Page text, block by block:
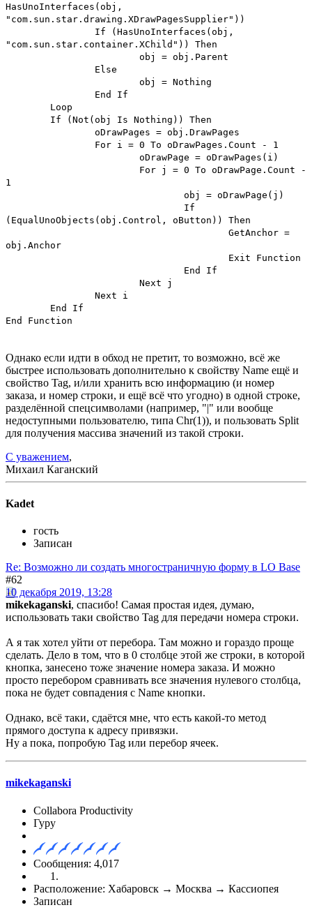
HasUnoInterfaces(obj,
"com.sun.star.drawing.XDrawPagesSupplier"))
If (HasUnoInterfaces(obj,
"com.sun.star.container.XChild")) Then
obj = obj.Parent
Else
obj = Nothing
End If
Loop
If (Not(obj Is Nothing)) Then
oDrawPages = obj.DrawPages
For i = 0 To oDrawPages.Count - 1
oDrawPage = oDrawPages(i)
For j = 0 To oDrawPage.Count -
1
obj = oDrawPage(j)
If
(EqualUnoObjects(obj.Control, oButton)) Then
GetAnchor =
obj.Anchor
Exit Function
End If
Next j
Next i
End If
End Function
Однако если идти в обход не претит, то возможно, всё же
быстрее использовать дополнительно к свойству Name ещё и
свойство Tag, и/или хранить всю информацию (и номер
заказа, и номер строки, и ещё всё что угодно) в одной строке,
разделённой спецсимволами (например, "|" или вообще
недоступными пользователю, типа Chr(1)), и пользовать Split
для получения массива значений из такой строки.
С уважением,
Михаил Каганский
Kadet
гость
Записан
Re: Возможно ли создать многостраничную форму в LO Base
#62
10 декабря 2019, 13:28
mikekaganski, спасибо! Самая простая идея, думаю,
использовать таки свойство Tag для передачи номера строки.
А я так хотел уйти от перебора. Там можно и гораздо проще
сделать. Дело в том, что в 0 столбце этой же строки, в которой
кнопка, занесено тоже значение номера заказа. И можно
просто перебором сравнивать все значения нулевого столбца,
пока не будет совпадения с Name кнопки.
Однако, всё таки, сдаётся мне, что есть какой-то метод
прямого доступа к адресу привязки.
Ну а пока, попробую Tag или перебор ячеек.
mikekaganski
Collabora Productivity
Гуру
Сообщения: 4,017
Расположение: Хабаровск → Москва → Кассиопея
Записан